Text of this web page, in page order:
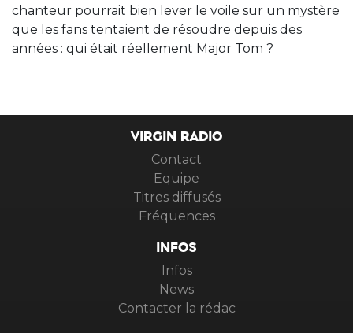
chanteur pourrait bien lever le voile sur un mystère
que les fans tentaient de résoudre depuis des
années : qui était réellement Major Tom ?
VIRGIN RADIO
Contact
Equipe
Titres diffusés
Fréquences
INFOS
Infos
News
Contacter la rédac